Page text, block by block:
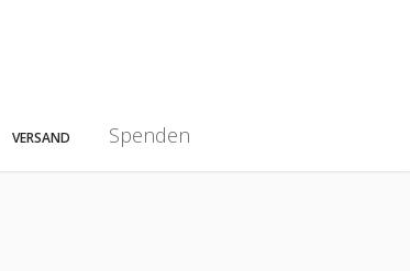
VERSAND Spenden